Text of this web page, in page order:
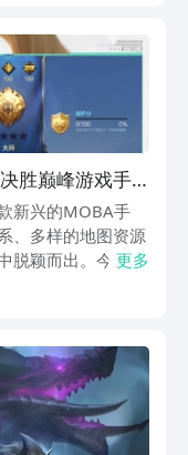
胜巅峰游戏手
新兴的MOBA手
、多样的地图资源
脱颖而出。今天就
入这场精彩的竞
更多